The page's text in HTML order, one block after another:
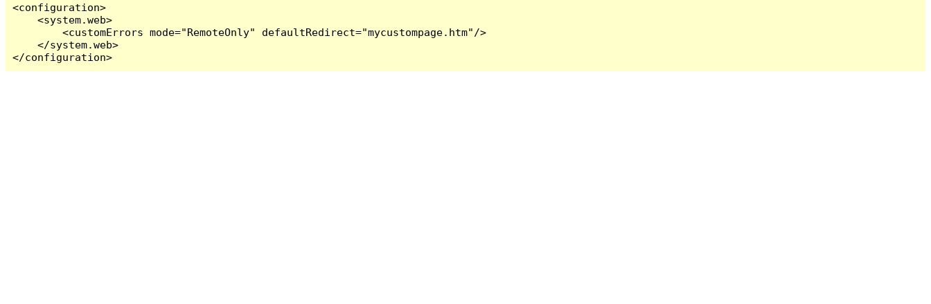
<configuration>
    <system.web>
        <customErrors mode="RemoteOnly" defaultRedirect="mycustompage.htm"/>
    </system.web>
</configuration>